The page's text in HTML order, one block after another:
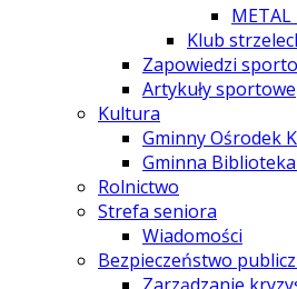
METAL
Klub
Zapowiedzi
Artykuły sportowe
Kultura
Gminny Ośrodek
Gminna
Rolnictwo
Strefa seniora
Wiadomości
Bezpieczeństwo
Zarządzanie